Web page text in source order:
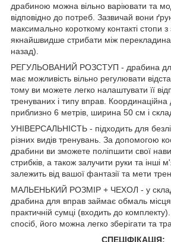
драбиною можна вільно варіювати та
відповідно до потреб. Зазвичай вони
максимально короткому контакті стопи
якнайшвидше стрибати між
назад).
РЕГУЛЬОВАНИЙ РОЗСТУП - драбина
має можливість вільно регулювати
тому ви можете легко налаштувати її
тренуваних і типу вправ.
приблизно 6 метрів, ширина 50 см і
УНІВЕРСАЛЬНІСТЬ - підходить для
різних видів тренувань. За допомогою
драбини ви зможете поліпшити свої
стрибків, а також залучити руки та інші
залежить від вашої фантазії та мети
МАЛЬЕНЬКИЙ РОЗМІР + ЧЕХОЛ - у
драбина для вправ займає обмаль місця
практичній сумці (входить до
спосіб, його можна легко зберігати та
СПЕЦІФІКАЦІЯ: